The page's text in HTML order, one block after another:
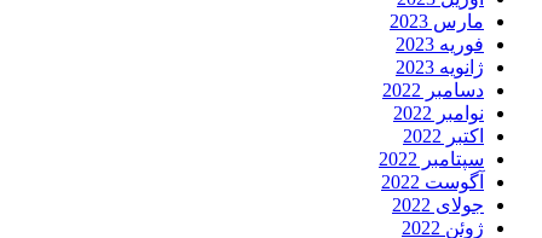
مارس 2023
فوریه 2023
ژانویه 2023
دسامبر 2022
نوامبر 2022
اکتبر 2022
سپتامبر 2022
آگوست 2022
جولای 2022
ژوئن 2022